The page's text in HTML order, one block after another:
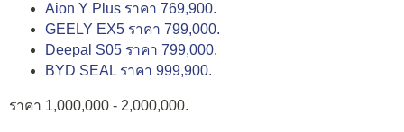
Aion Y Plus ราคา 769,900.
GEELY EX5 ราคา 799,000.
Deepal S05 ราคา 799,000.
BYD SEAL ราคา 999,900.
ราคา 1,000,000 - 2,000,000.